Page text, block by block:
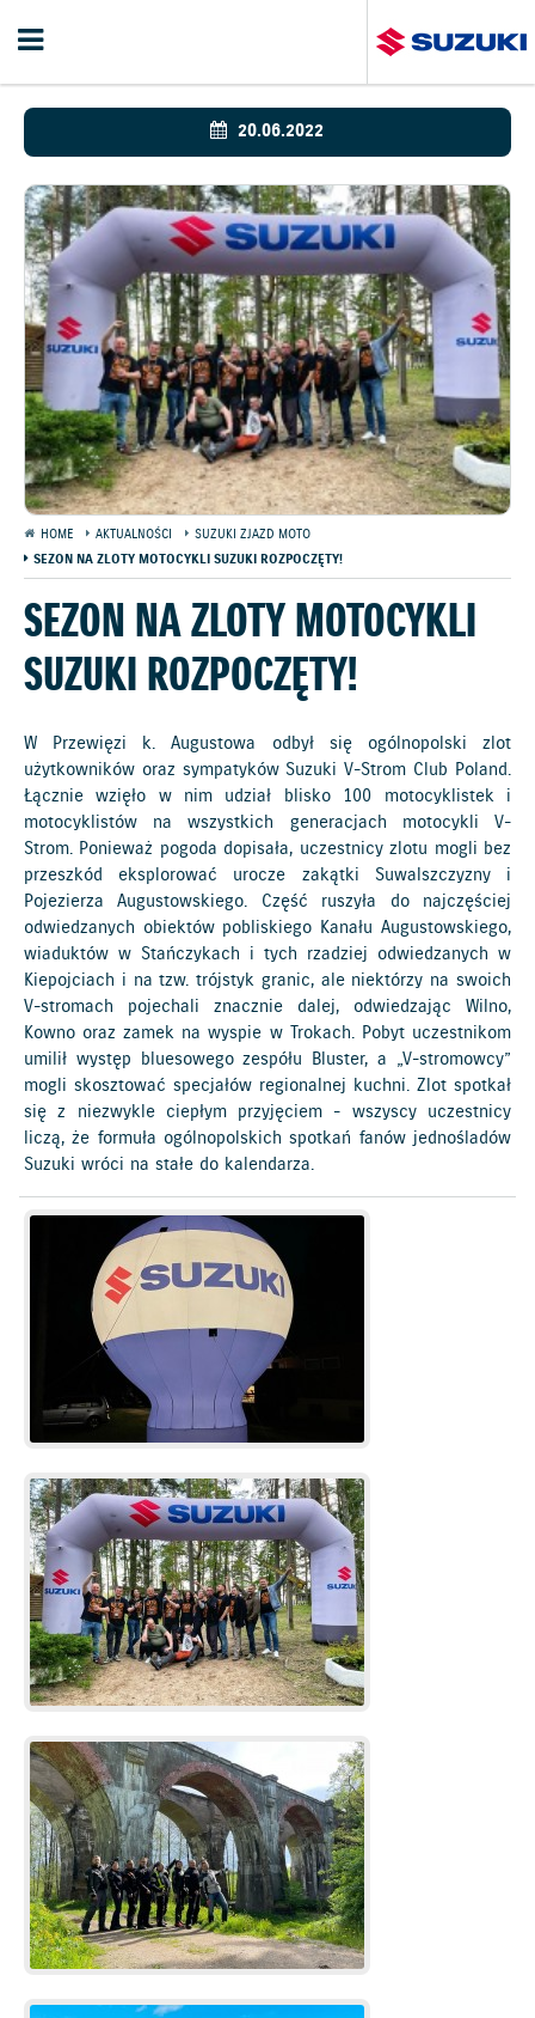
20.06.2022
HOME AKTUALNOŚCI
SUZUKI ZJAZD MOTO
SEZON NA ZLOTY MOTOCYKLI SUZUKI ROZPOCZĘTY!
SEZON NA ZLOTY MOTOCYKLI
SUZUKI ROZPOCZĘTY!
W Przewięzi k. Augustowa odbył się ogólnopolski zlot
użytkowników oraz sympatyków Suzuki V-Strom Club Poland.
Łącznie wzięło w nim udział blisko 100 motocyklistek i
motocyklistów na wszystkich generacjach motocykli V-
Strom. Ponieważ pogoda dopisała, uczestnicy zlotu mogli bez
przeszkód eksplorować urocze zakątki Suwalszczyzny i
Pojezierza Augustowskiego. Część ruszyła do najczęściej
odwiedzanych obiektów pobliskiego Kanału Augustowskiego,
wiaduktów w Stańczykach i tych rzadziej odwiedzanych w
Kiepojciach i na tzw. trójstyk granic, ale niektórzy na swoich
V-stromach pojechali znacznie dalej, odwiedzając Wilno,
Kowno oraz zamek na wyspie w Trokach. Pobyt uczestnikom
umilił występ bluesowego zespółu Bluster, a „V-stromowcy”
mogli skosztować specjałów regionalnej kuchni. Zlot spotkał
się z niezwykle ciepłym przyjęciem - wszyscy uczestnicy
liczą, że formuła ogólnopolskich spotkań fanów jednośladów
Suzuki wróci na stałe do kalendarza.